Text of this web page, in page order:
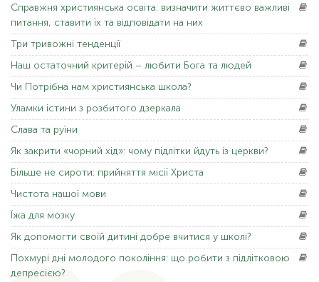
Справжня християнська освіта: визначити життєво важливі
питання, ставити їх та відповідати на них
Три тривожні тенденції
Наш остаточний критерій – любити Бога та людей
Чи Потрібна нам християнська школа?
Уламки істини з розбитого дзеркала
Слава та руїни
Як закрити «чорний хід»: чому підлітки йдуть із церкви?
Більше не сироти: прийняття місії Христа
Чистота нашої мови
Їжа для мозку
Як допомогти своїй дитині добре вчитися у школі?
Похмурі дні молодого покоління: що робити з підлітковою
депресією?